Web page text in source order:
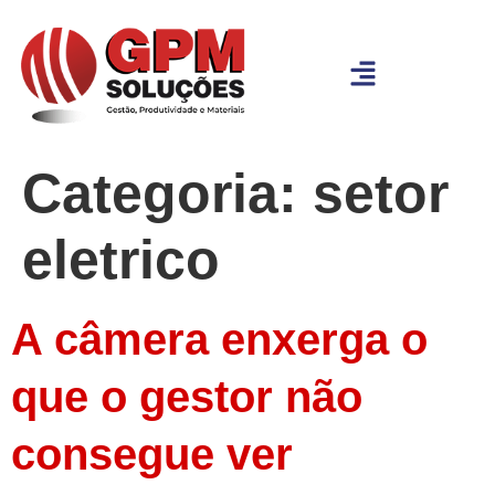
Categoria: setor
eletrico
A câmera enxerga o
que o gestor não
consegue ver